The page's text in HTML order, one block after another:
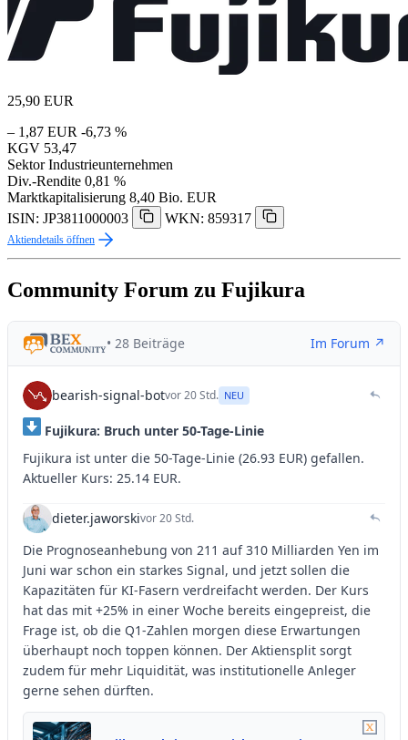
25,90 EUR
– 1,87 EUR -6,73 %
KGV 53,47
Sektor Industrieunternehmen
Div.-Rendite 0,81 %
Marktkapitalisierung 8,40 Bio. EUR
ISIN: JP3811000003
WKN: 859317
Aktiendetails öffnen
Community Forum zu Fujikura